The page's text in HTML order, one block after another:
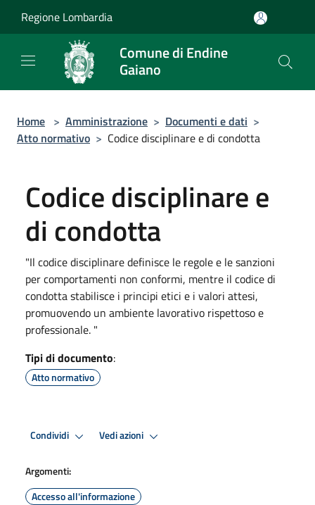
Regione Lombardia
Comune di Endine
Gaiano
Home > Amministrazione > Documenti e dati >
Atto normativo > Codice disciplinare e di condotta
Codice disciplinare e
di condotta
"Il codice disciplinare definisce le regole e le sanzioni
per comportamenti non conformi, mentre il codice di
condotta stabilisce i principi etici e i valori attesi,
promuovendo un ambiente lavorativo rispettoso e
professionale. "
Tipi di documento:
Atto normativo
Condividi Vedi azioni
Argomenti:
Accesso all'informazione